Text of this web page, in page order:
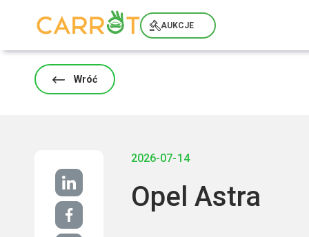
AUKCJE
Wróć
2026-07-14
Opel Astra